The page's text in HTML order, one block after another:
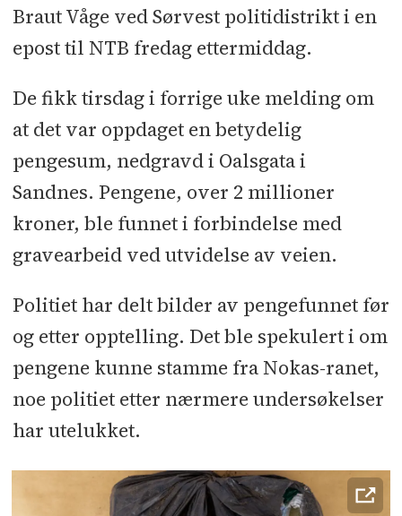
Braut Våge ved Sørvest politidistrikt i en
epost til NTB fredag ettermiddag.
De fikk tirsdag i forrige uke melding om
at det var oppdaget en betydelig
pengesum, nedgravd i Oalsgata i
Sandnes. Pengene, over 2 millioner
kroner, ble funnet i forbindelse med
gravearbeid ved utvidelse av veien.
Politiet har delt bilder av pengefunnet før
og etter opptelling. Det ble spekulert i om
pengene kunne stamme fra Nokas-ranet,
noe politiet etter nærmere undersøkelser
har utelukket.